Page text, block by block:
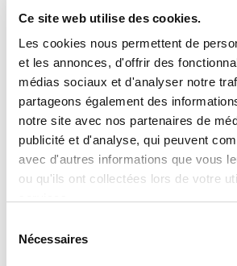
Ce site web utilise des cookies.
Les cookies nous permettent de
et les annonces, d'offrir des
médias sociaux et d'analyser notre
partageons également des
notre site avec nos partenaires de
publicité et d'analyse, qui peuvent
avec d'autres informations que vous
ou qu'ils ont collectées lors de votre
Nécessaires